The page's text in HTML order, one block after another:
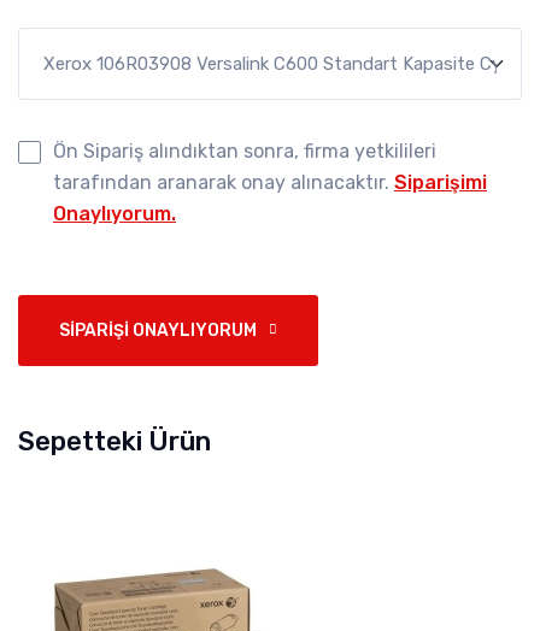
Ön Sipariş alındıktan sonra, firma yetkilileri
tarafından aranarak onay alınacaktır. Siparişimi
Onaylıyorum.
SIPARIŞI ONAYLIYORUM
Sepetteki Ürün